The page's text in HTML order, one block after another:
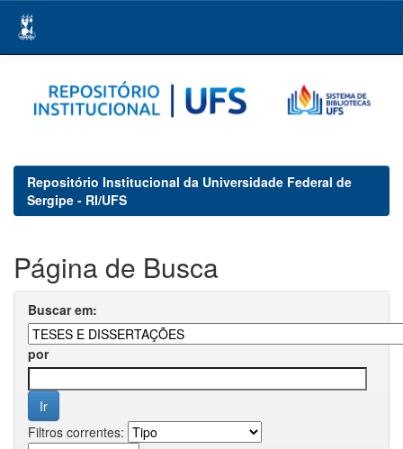
navigation
Repositório Institucional da Universidade Federal de
Sergipe - RI/UFS
Página de Busca
Buscar em:
por
Filtros correntes: